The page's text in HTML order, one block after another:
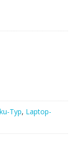
Typ, Laptop-